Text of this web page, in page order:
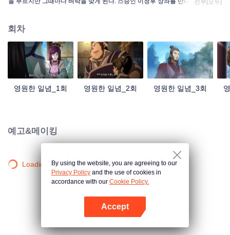
전부[모두]
회차
영원한 일념_1회 영원한 일념_2회 영원한 일념_3회
예고&메이킹
Loading…By using the website, you are agreeing to our
Privacy Policy and the use of cookies in
accordance with our Cookie Policy.
Accept